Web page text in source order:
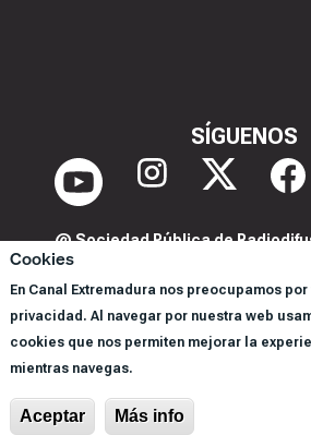
Cookies
En Canal Extremadura nos preocupamos por
privacidad. Al navegar por nuestra web
cookies que nos permiten mejorar la
mientras navegas.
Aceptar Más info
SÍGUENOS
@ Sociedad Pública de
POLITICA DE PRIVACIDAD